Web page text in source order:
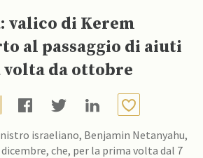
valico di Kerem
al passaggio di aiuti
da ottobre
israeliano, Benjamin Netanyahu,
che, per la prima volta dal 7